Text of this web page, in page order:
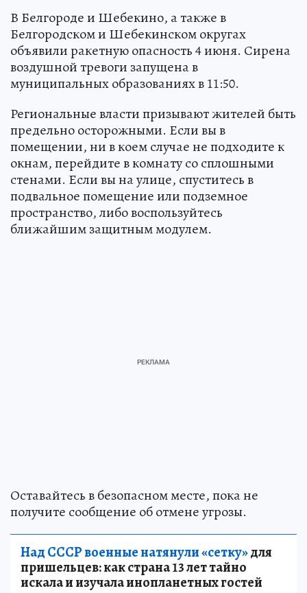
В Белгороде и Шебекино, а также в
Белгородском и Шебекинском округах
объявили ракетную опасность 4 июня. Сирена
воздушной тревоги запущена в
муниципальных образованиях в 11:50.
Региональные власти призывают жителей быть
предельно осторожными. Если вы в
помещении, ни в коем случае не подходите к
окнам, перейдите в комнату со сплошными
стенами. Если вы на улице, спуститесь в
подвальное помещение или подземное
пространство, либо воспользуйтесь
ближайшим защитным модулем.
Оставайтесь в безопасном месте, пока не
получите сообщение об отмене угрозы.
Над СССР военные натянули «сетку»для
пришельцев: как страна 13 лет тайно
искала и изучала инопланетных гостей